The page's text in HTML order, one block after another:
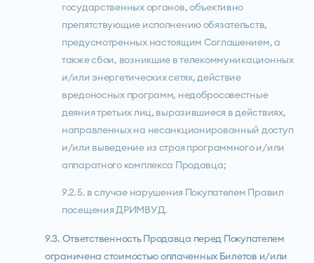
государственных органов, объективно
препятствующие исполнению обязательств,
предусмотренных настоящим Соглашением, а
также сбои, возникшие в телекоммуникационных
и/или энергетических сетях, действие
вредоносных программ, недобросовестные
деяния третьих лиц, выразившиеся в действиях,
направленных на несанкционированный доступ
и/или выведение из строя программного и/или
аппаратного комплекса Продавца;
9.2.5. в случае нарушения Покупателем Правил
посещения ДРИМВУД.
9.3. Ответственность Продавца перед Покупателем
ограничена стоимостью оплаченных Билетов и/или